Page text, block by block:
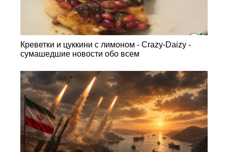
Креветки и цуккини с лимоном - Crazy-Daizy -
сумашедшие новости обо всем